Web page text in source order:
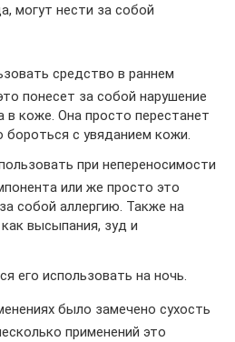
могут нести за собой
средство в раннем
понесет за собой нарушение
в коже. Она просто перестанет
бороться с увяданием кожи.
при непереносимости
или же просто это
собой аллергию. Также на
высыпания, зуд и
его использовать на ночь.
было замечено сухость
применений это